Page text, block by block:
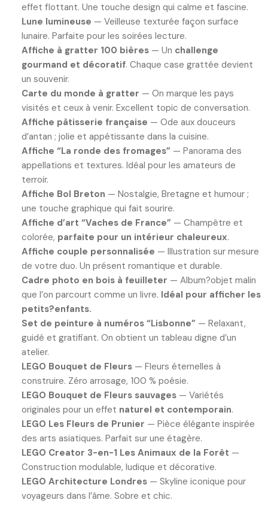
effet flottant. Une touche design qui calme et fascine.
Lune lumineuse — Veilleuse texturée façon surface
lunaire. Parfaite pour les soirées lecture.
Affiche à gratter 100 bières — Un challenge
gourmand et décoratif. Chaque case grattée devient
un souvenir.
Carte du monde à gratter — On marque les pays
visités et ceux à venir. Excellent topic de conversation.
Affiche pâtisserie française — Ode aux douceurs
d’antan ; jolie et appétissante dans la cuisine.
Affiche “La ronde des fromages” — Panorama des
appellations et textures. Idéal pour les amateurs de
terroir.
Affiche Bol Breton — Nostalgie, Bretagne et humour ;
une touche graphique qui fait sourire.
Affiche d’art “Vaches de France” — Champêtre et
colorée, parfaite pour un intérieur chaleureux.
Affiche couple personnalisée — Illustration sur mesure
de votre duo. Un présent romantique et durable.
Cadre photo en bois à feuilleter — Album?objet malin
que l’on parcourt comme un livre. Idéal pour afficher les
petits?enfants.
Set de peinture à numéros “Lisbonne” — Relaxant,
guidé et gratifiant. On obtient un tableau digne d’un
atelier.
LEGO Bouquet de Fleurs — Fleurs éternelles à
construire. Zéro arrosage, 100 % poésie.
LEGO Bouquet de Fleurs sauvages — Variétés
originales pour un effet naturel et contemporain.
LEGO Les Fleurs de Prunier — Pièce élégante inspirée
des arts asiatiques. Parfait sur une étagère.
LEGO Creator 3-en-1 Les Animaux de la Forêt —
Construction modulable, ludique et décorative.
LEGO Architecture Londres — Skyline iconique pour
voyageurs dans l’âme. Sobre et chic.